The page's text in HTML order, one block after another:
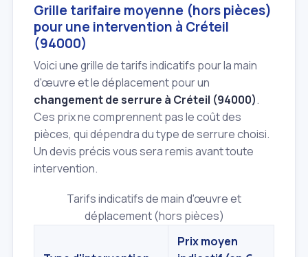
Grille tarifaire moyenne (hors pièces)
pour une intervention à Créteil
(94000)
Voici une grille de tarifs indicatifs pour la main
d'œuvre et le déplacement pour un
changement de serrure à Créteil (94000).
Ces prix ne comprennent pas le coût des
pièces, qui dépendra du type de serrure choisi.
Un devis précis vous sera remis avant toute
intervention.
Tarifs indicatifs de main d'œuvre et
déplacement (hors pièces)
Prix moyen